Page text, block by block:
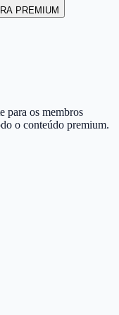
PREMIUM
para os membros
o conteúdo premium.